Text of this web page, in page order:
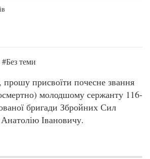
#Без теми
присвоїти почесне звання
молодшому сержанту 116-
бригади Збройних Сил
Івановичу.